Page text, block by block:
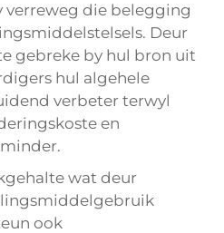
verreweg die belegging
Deur
gebreke by hul bron uit
hul algehele
verbeter terwyl
en
wat deur
ook